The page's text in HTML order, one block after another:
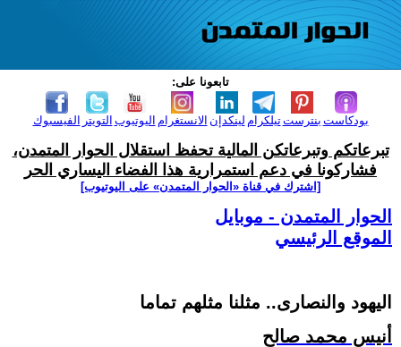
تابعونا على:
الفيسبوك التويتر اليوتيوب الانستغرام لينكدإن تيلكرامبنترست بودكاست
تبرعاتكم وتبرعاتكن المالية تحفظ استقلال الحوار المتمدن،
فشاركونا في دعم استمرارية هذا الفضاء اليساري الحر
[اشترك في قناة ‫«الحوار المتمدن» على اليوتيوب]
الحوار المتمدن - موبايل
الموقع الرئيسي
اليهود والنصارى.. مثلنا مثلهم تماما
أنيس محمد صالح